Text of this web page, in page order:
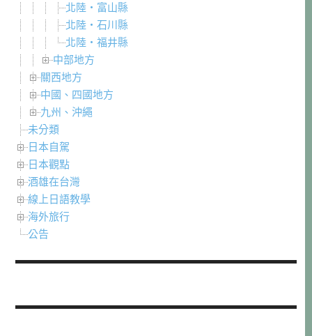
北陸・富山縣
北陸・石川縣
北陸・福井縣
中部地方
關西地方
中國、四國地方
九州、沖繩
未分類
日本自駕
日本觀點
酒雄在台灣
線上日語教學
海外旅行
公告